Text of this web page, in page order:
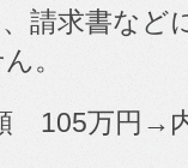
請求書など
。
105万円→